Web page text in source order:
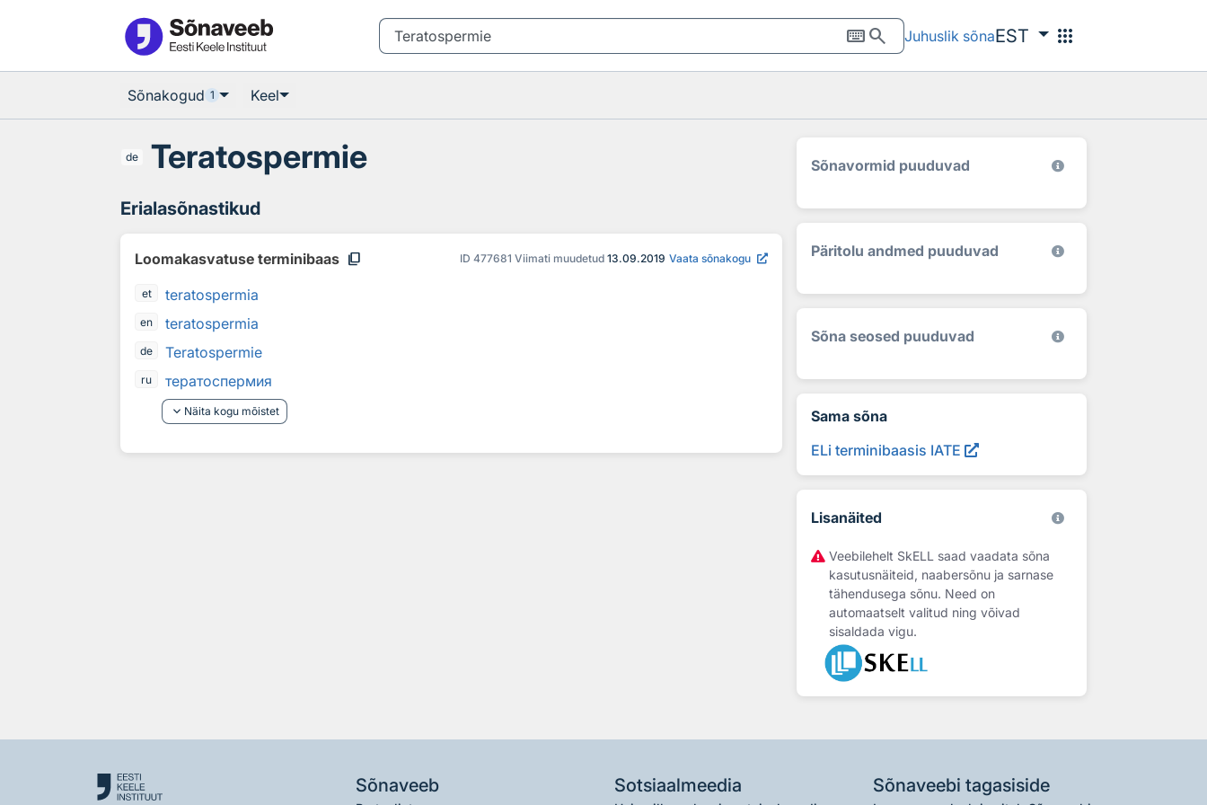
keyboardsearch Juhuslik sõnaEST apps
Sõnakogud 1 Keel
de Teratospermie
Erialasõnastikud
Loomakasvatuse terminibaas content_copy ID 477681 Viimati muudetud 13.09.2019 Vaata sõnakogu
et teratospermia
en teratospermia
de Teratospermie
ru
тератоспермия
keyboard_arrow_down Näita kogu mõistet
Sõnavormid puuduvad
Päritolu andmed puuduvad
Sõna seosed puuduvad
Sama sõna
ELi terminibaasis IATE
Lisanäited
Veebilehelt SkELL saad vaadata sõna
kasutusnäiteid, naabersõnu ja sarnase
tähendusega sõnu. Need on
automaatselt valitud ning võivad
sisaldada vigu.
Sõnaveeb Sotsiaalmeedia Sõnaveebi tagasiside